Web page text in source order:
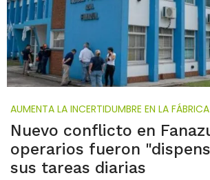
AUMENTA LA INCERTIDUMBRE EN LA
Nuevo conflicto en
operarios fueron
sus tareas diarias